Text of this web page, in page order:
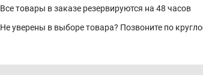
Все товары в заказе резервируются на 48 часов
Не уверены в выборе товара? Позвоните по